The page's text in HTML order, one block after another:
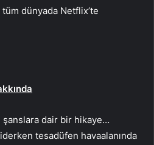
tüm dünyada Netflix’te
şanslara dair bir hikaye…
tesadüfen havaalanında